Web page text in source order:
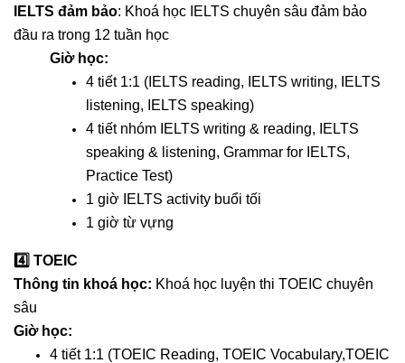
IELTS đảm bảo: Khoá học IELTS chuyên sâu đảm bảo
đầu ra trong 12 tuần học
Giờ học:
4 tiết 1:1 (IELTS reading, IELTS writing, IELTS
listening, IELTS speaking)
4 tiết nhóm IELTS writing & reading, IELTS
speaking & listening, Grammar for IELTS,
Practice Test)
1 giờ IELTS activity buổi tối
1 giờ từ vựng
4️⃣ TOEIC
Thông tin khoá học: Khoá học luyện thi TOEIC chuyên
sâu
Giờ học:
4 tiết 1:1 (TOEIC Reading, TOEIC Vocabulary,TOEIC